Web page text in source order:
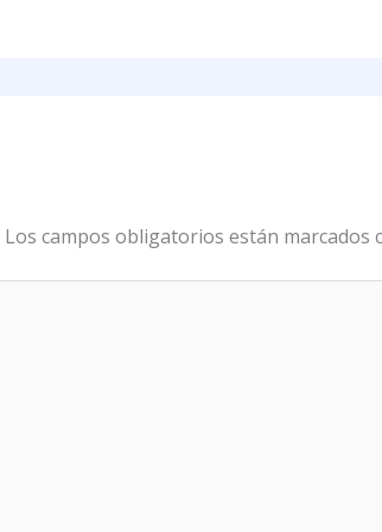
Los campos obligatorios están marcados